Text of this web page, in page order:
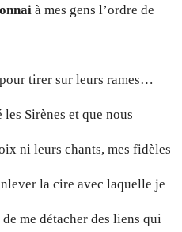
à mes gens l’ordre de
pour tirer sur leurs rames…
les Sirènes et que nous
ni leurs chants, mes fidèles
la cire avec laquelle je
me détacher des liens qui